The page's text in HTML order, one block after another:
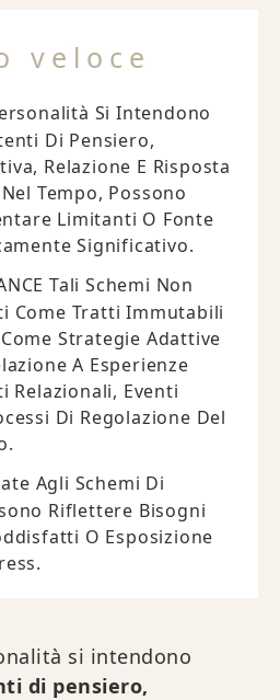
veloce
Si Intendono
Di Pensiero,
Relazione E Risposta
Tempo, Possono
Limitanti O Fonte
Significativo.
Tali Schemi Non
Come Tratti Immutabili
Strategie Adattive
A Esperienze
Relazionali, Eventi
Di Regolazione Del
Agli Schemi Di
Riflettere Bisogni
O Esposizione
si intendono
di pensiero,